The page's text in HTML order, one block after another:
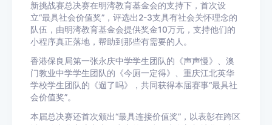
新挑战赛总决赛在明湾教育基金会的支持下，首次设
立“最具社会价值奖”，评选出2-3支具有社会关怀理念的
队伍，由明湾教育基金会提供奖金10万元，支持他们的
小程序真正落地，帮助到那些有需要的人。
香港保良局第一张永庆中学学生团队的《声声慢》、澳
门教业中学学生团队的《今厕一定得》、重庆江北英华
学校学生团队的《遛了吗》，共同获得本届赛事“最具社
会价值奖”。
本届总决赛还首次颁出“最具连接价值奖”，以表彰在跨区